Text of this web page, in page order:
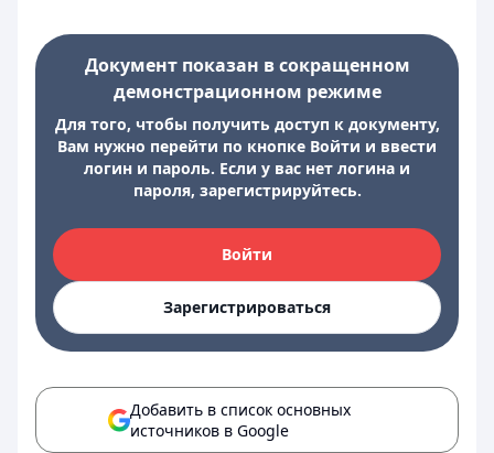
Документ показан в сокращенном
демонстрационном режиме
Для того, чтобы получить доступ к документу,
Вам нужно перейти по кнопке Войти и ввести
логин и пароль. Если у вас нет логина и
пароля, зарегистрируйтесь.
Войти
Зарегистрироваться
Добавить в список основных
источников в Google